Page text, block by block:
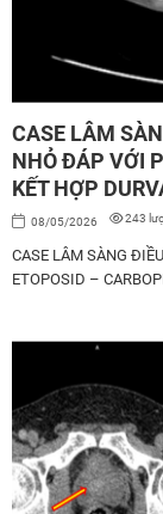
CASE LÂM
NHỎ ĐÁP VỚI
KẾT HỢP
08/05/2026 243
CASE LÂM SÀNG
ETOPOSID –